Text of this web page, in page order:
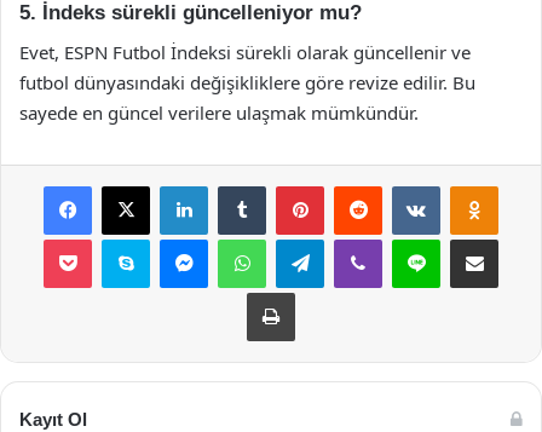
5. İndeks sürekli güncelleniyor mu?
Evet, ESPN Futbol İndeksi sürekli olarak güncellenir ve
futbol dünyasındaki değişikliklere göre revize edilir. Bu
sayede en güncel verilere ulaşmak mümkündür.
Facebook
X LinkedInTumblr PinterestReddit VKontakte
Pocket Skype MessengerWhatsAppTelegramViber Line E-Posta ile
Yazdır
Kayıt Ol